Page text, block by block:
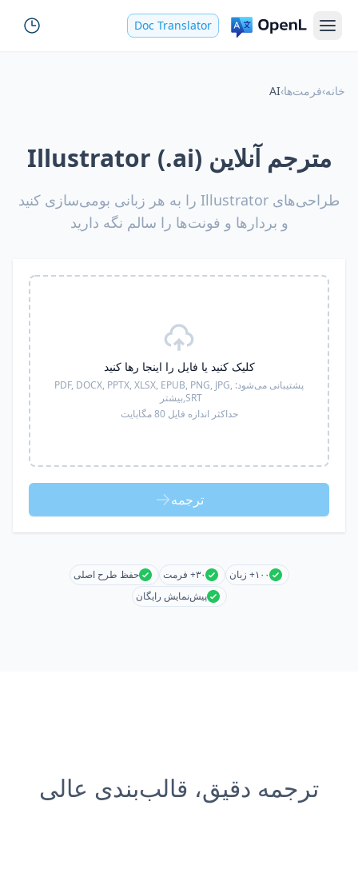
Doc Translator
خانه›فرمت‌ها›
AI
مترجم آنلاین Illustrator (.ai)
طراحی‌های Illustrator را به هر زبانی بومی‌سازی کنید
و بردارها و فونت‌ها را سالم نگه دارید
کلیک کنید یا فایل را اینجا رها کنید
پشتیبانی می‌شود: PDF, DOCX, PPTX, XLSX, EPUB, PNG, JPG,
SRT, بیشتر
حداکثر اندازه فایل 80 مگابایت
ترجمه
۱۰۰+ زبان ۳۰+ فرمت
حفظ طرح اصلی
پیش‌نمایش رایگان
ترجمه دقیق، قالب‌بندی عالی